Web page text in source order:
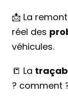
📩 La
réel des
véhicules.
📒 La
? comment